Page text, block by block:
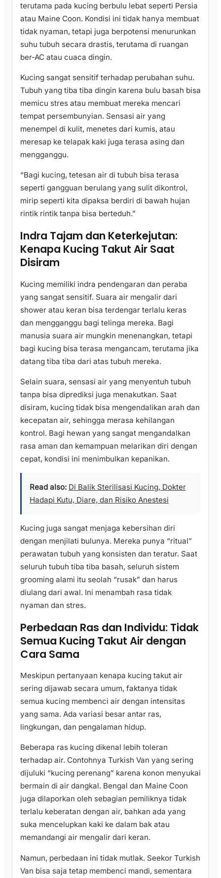
terutama pada kucing berbulu lebat seperti Persia
atau Maine Coon. Kondisi ini tidak hanya membuat
tidak nyaman, tetapi juga berpotensi menurunkan
suhu tubuh secara drastis, terutama di ruangan
ber-AC atau cuaca dingin.
Kucing sangat sensitif terhadap perubahan suhu.
Tubuh yang tiba tiba dingin karena bulu basah bisa
memicu stres atau membuat mereka mencari
tempat persembunyian. Sensasi air yang
menempel di kulit, menetes dari kumis, atau
meresap ke telapak kaki juga terasa asing dan
mengganggu.
“Bagi kucing, tetesan air di tubuh bisa terasa
seperti gangguan berulang yang sulit dikontrol,
mirip seperti kita dipaksa berdiri di bawah hujan
rintik rintik tanpa bisa berteduh.”
Indra Tajam dan Keterkejutan:
Kenapa Kucing Takut Air Saat
Disiram
Kucing memiliki indra pendengaran dan peraba
yang sangat sensitif. Suara air mengalir dari
shower atau keran bisa terdengar terlalu keras
dan mengganggu bagi telinga mereka. Bagi
manusia suara air mungkin menenangkan, tetapi
bagi kucing bisa terasa mengancam, terutama jika
datang tiba tiba dari atas tubuh mereka.
Selain suara, sensasi air yang menyentuh tubuh
tanpa bisa diprediksi juga menakutkan. Saat
disiram, kucing tidak bisa mengendalikan arah dan
kecepatan air, sehingga merasa kehilangan
kontrol. Bagi hewan yang sangat mengandalkan
rasa aman dan kemampuan melarikan diri dengan
cepat, kondisi ini menimbulkan kepanikan.
Read also: Di Balik Sterilisasi Kucing, Dokter
Hadapi Kutu, Diare, dan Risiko Anestesi
Kucing juga sangat menjaga kebersihan diri
dengan menjilati bulunya. Mereka punya “ritual”
perawatan tubuh yang konsisten dan teratur. Saat
seluruh tubuh tiba tiba basah, seluruh sistem
grooming alami itu seolah “rusak” dan harus
diulang dari awal. Ini menambah rasa tidak
nyaman dan stres.
Perbedaan Ras dan Individu: Tidak
Semua Kucing Takut Air dengan
Cara Sama
Meskipun pertanyaan kenapa kucing takut air
sering dijawab secara umum, faktanya tidak
semua kucing membenci air dengan intensitas
yang sama. Ada variasi besar antar ras,
lingkungan, dan pengalaman hidup.
Beberapa ras kucing dikenal lebih toleran
terhadap air. Contohnya Turkish Van yang sering
dijuluki “kucing perenang” karena konon menyukai
bermain di air dangkal. Bengal dan Maine Coon
juga dilaporkan oleh sebagian pemiliknya tidak
terlalu keberatan dengan air, bahkan ada yang
suka mencelupkan kaki ke dalam bak atau
memandangi air mengalir dari keran.
Namun, perbedaan ini tidak mutlak. Seekor Turkish
Van bisa saja tetap membenci mandi, sementara